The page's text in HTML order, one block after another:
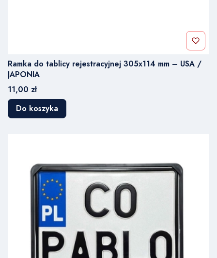
Ramka do tablicy rejestracyjnej 305x114 mm – USA /
JAPONIA
Cena
11,00 zł
Do koszyka